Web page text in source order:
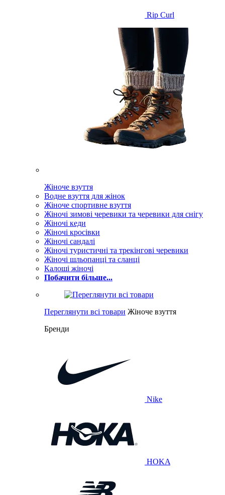
Rip Curl
Жіноче взуття
Водне взуття для жінок
Жіноче спортивне взуття
Жіночі зимові черевики та черевики для снігу
Жіночі кеди
Жіночі кросівки
Жіночі сандалі
Жіночі туристичні та трекінгові черевики
Жіночі шльопанці та сланці
Калоші жіночі
Побачити більше...
Переглянути всі товари Жіноче взуття
Бренди
Nike
HOKA